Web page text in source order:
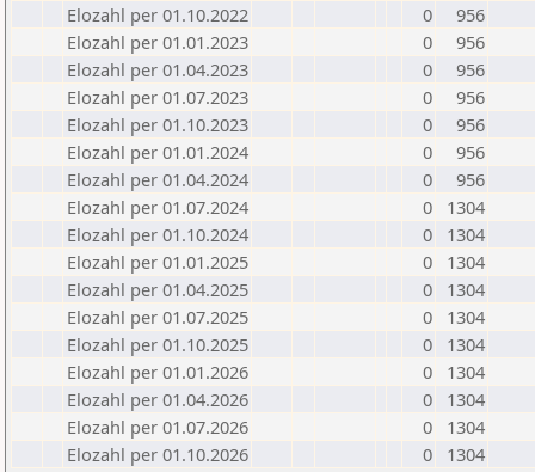
Elozahl per 01.10.2022
0
956
Elozahl per 01.01.2023
0
956
Elozahl per 01.04.2023
0
956
Elozahl per 01.07.2023
0
956
Elozahl per 01.10.2023
0
956
Elozahl per 01.01.2024
0
956
Elozahl per 01.04.2024
0
956
Elozahl per 01.07.2024
0
1304
Elozahl per 01.10.2024
0
1304
Elozahl per 01.01.2025
0
1304
Elozahl per 01.04.2025
0
1304
Elozahl per 01.07.2025
0
1304
Elozahl per 01.10.2025
0
1304
Elozahl per 01.01.2026
0
1304
Elozahl per 01.04.2026
0
1304
Elozahl per 01.07.2026
0
1304
Elozahl per 01.10.2026
0 1304